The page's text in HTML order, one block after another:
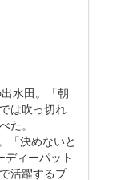
水田。「朝
は吹っ切れ
た。
「決めないと
ィーパット
活躍するプ